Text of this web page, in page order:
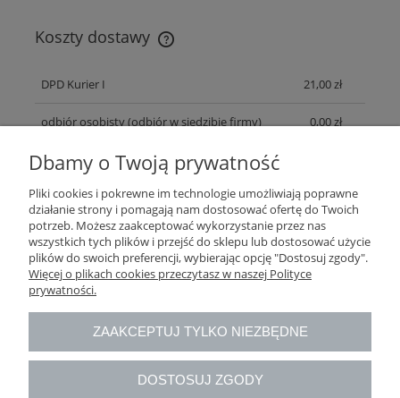
Koszty dostawy
Cena nie zawiera ewentualnych kosztów płatności
DPD Kurier I 21,00 zł
odbiór osobisty(odbiór w siedzibie firmy) 0,00 zł
Pomoc
Moje konto
Płatności i dostawa
Informacje
O nas
Dbamy o Twoją prywatność
Pliki cookies i pokrewne im technologie umożliwiają poprawne
działanie strony i pomagają nam dostosować ofertę do Twoich
potrzeb. Możesz zaakceptować wykorzystanie przez nas
wszystkich tych plików i przejść do sklepu lub dostosować użycie
plików do swoich preferencji, wybierając opcję "Dostosuj zgody".
Więcej o plikach cookies przeczytasz w naszej Polityce
prywatności.
ZAAKCEPTUJ TYLKO NIEZBĘDNE
DOSTOSUJ ZGODY